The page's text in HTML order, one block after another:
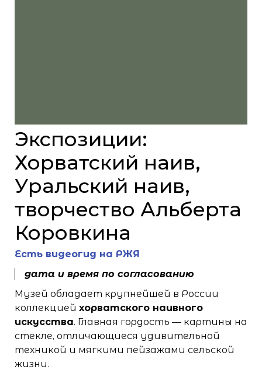
Экспозиции:
Хорватский наив,
Уральский наив,
творчество Альберта
Коровкина
Есть видеогид на РЖЯ
дата и время по согласованию
Музей обладает крупнейшей в России
коллекцией хорватского наивного
искусства. Главная гордость — картины на
стекле, отличающиеся удивительной
техникой и мягкими пейзажами сельской
жизни.